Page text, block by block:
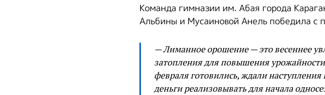
Команда гимназии им. Абая города
Альбины и Мусаиновой Анель победила с
— Лиманное орошение — это весеннее
затопления для повышения
февраля готовились, ждали
деньги реализовывать для начала